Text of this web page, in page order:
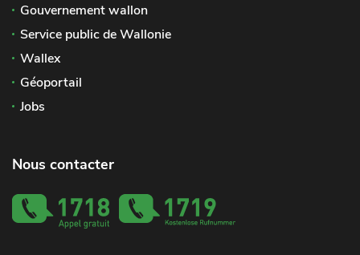
Gouvernement wallon
Service public de Wallonie
Wallex
Géoportail
Jobs
Nous contacter